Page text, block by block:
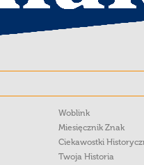
Woblink
Miesięcznik Znak
Ciekawostki
Twoja Historia